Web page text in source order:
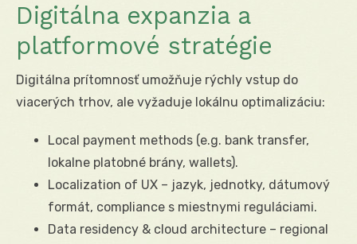
Digitálna expanzia a
platformové stratégie
Digitálna prítomnosť umožňuje rýchly vstup do
viacerých trhov, ale vyžaduje lokálnu optimalizáciu:
Local payment methods (e.g. bank transfer,
lokalne platobné brány, wallets).
Localization of UX – jazyk, jednotky, dátumový
formát, compliance s miestnymi reguláciami.
Data residency & cloud architecture – regional